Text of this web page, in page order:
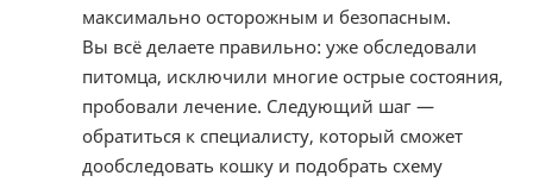
максимально осторожным и безопасным.
Вы всё делаете правильно: уже обследовали
питомца, исключили многие острые состояния,
пробовали лечение. Следующий шаг —
обратиться к специалисту, который сможет
дообследовать кошку и подобрать схему